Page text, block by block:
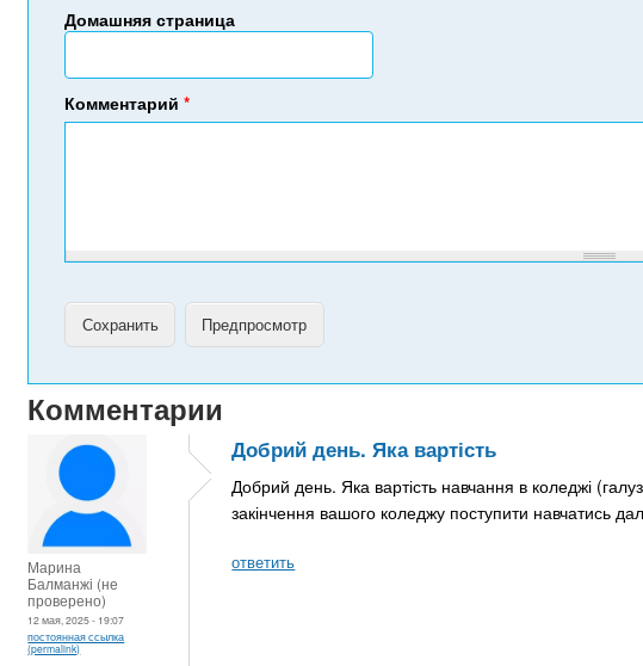
Домашняя страница
Комментарий*
Комментарии
Марина
Балманжі (не
проверено)
12 мая, 2025 - 19:07
постоянная ссылка
(permalink)
Добрий день. Яка вартість
Добрий день. Яка вартість навчання в коледжі
закінчення вашого коледжу поступити навчатись
ответить